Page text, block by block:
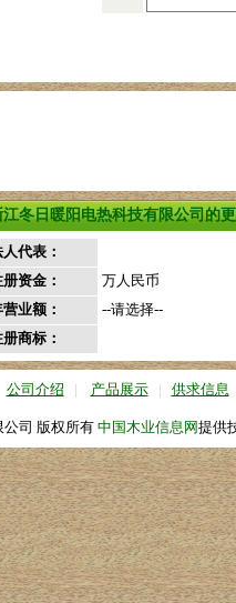
江冬日暖阳电热科技有限公司的
代表：
资金：
万人民币
业额：
--请选择--
商标：
公司介绍 | 产品展示 | 供求信息
司 版权所有 中国木业信息网提供